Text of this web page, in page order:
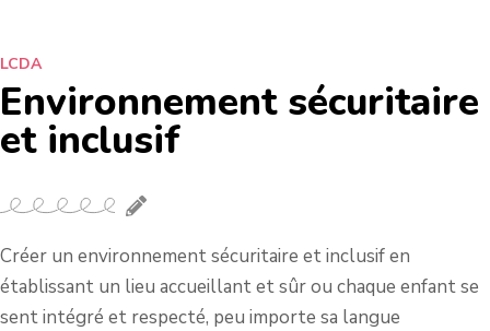
LCDA
Environnement sécuritaire
et inclusif
Créer un environnement sécuritaire et inclusif en
établissant un lieu accueillant et sûr ou chaque enfant se
sent intégré et respecté, peu importe sa langue